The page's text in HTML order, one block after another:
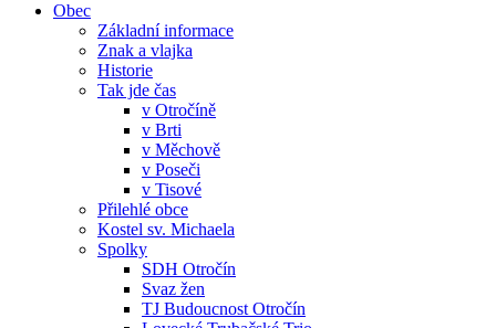
Obec
Základní informace
Znak a vlajka
Historie
Tak jde čas
v Otročíně
v Brti
v Měchově
v Poseči
v Tisové
Přilehlé obce
Kostel sv. Michaela
Spolky
SDH Otročín
Svaz žen
TJ Budoucnost Otročín